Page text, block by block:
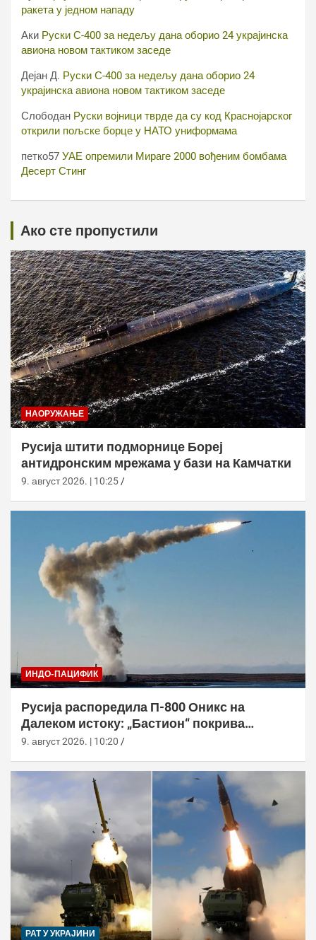
ракета у једном нападу
Аки Руски С-400 за недељу дана оборио 24 украјинска
авиона новом тактиком заседе
Дејан Д. Руски С-400 за недељу дана оборио 24
украјинска авиона новом тактиком заседе
Слободан Руски војници тврде да су код Краснојарског
открили пољске борце у НАТО униформама
петко57 УАЕ опремили Мираге 2000 вођеним бомбама
Десерт Стинг
Ако сте пропустили
НАОРУЖАЊЕ
Русија штити подморнице Бореј
антидронским мрежама у бази на Камчатки
9. август 2026. | 10:25
ИНДО-ПАЦИФИК
Русија распоредила П-800 Оникс на
Далеком истоку: „Бастион“ покрива
Куриле, Камчатку и Чукотку
9. август 2026. | 10:20
РАТ У УКРАЈИНИ